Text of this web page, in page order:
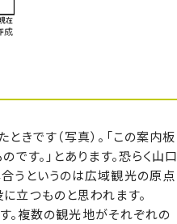
きです（写真）。「この案内板
す。」とあります。恐らく山口
うというのは広域観光の原点
立つものと思われます。
。複数の観光地がそれぞれの